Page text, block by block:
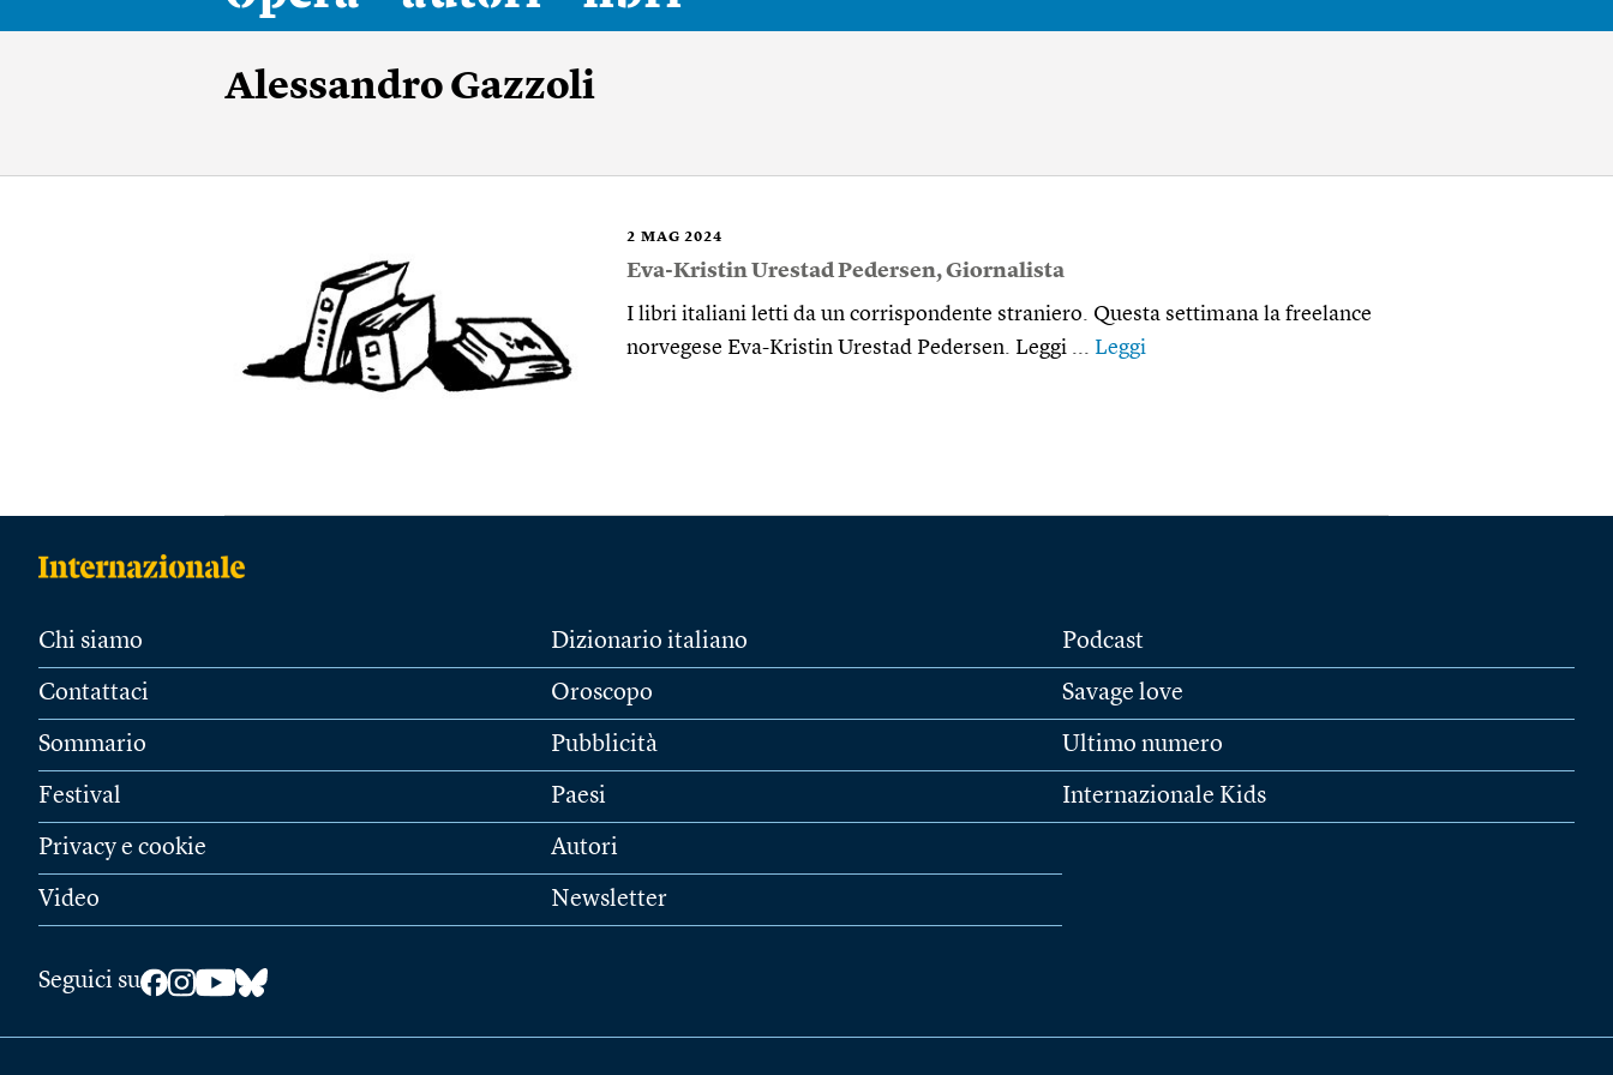
Alessandro Gazzoli
2 MAG 2024
Eva-Kristin Urestad Pedersen, Giornalista
I libri italiani letti da un corrispondente straniero. Questa settimana la freelance
norvegese Eva-Kristin Urestad Pedersen. Leggi ... Leggi
Chi siamo
Contattaci
Sommario
Festival
Privacy e cookie
Video
Dizionario italiano
Oroscopo
Pubblicità
Paesi
Autori
Newsletter
Podcast
Savage love
Ultimo numero
Internazionale Kids
Seguici su